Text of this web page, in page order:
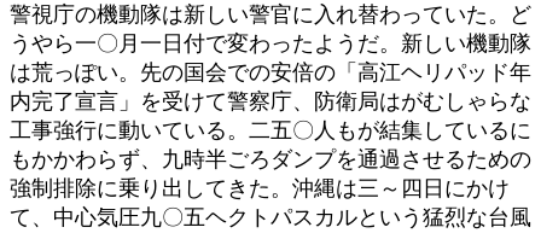
警視庁の機動隊は新しい警官に入れ替わっていた。ど
うやら一〇月一日付で変わったようだ。新しい機動隊
は荒っぽい。先の国会での安倍の「高江ヘリパッド年
内完了宣言」を受けて警察庁、防衛局はがむしゃらな
工事強行に動いている。二五〇人もが結集しているに
もかかわらず、九時半ごろダンプを通過させるための
強制排除に乗り出してきた。沖縄は三～四日にかけ
て、中心気圧九〇五ヘクトパスカルという猛烈な台風